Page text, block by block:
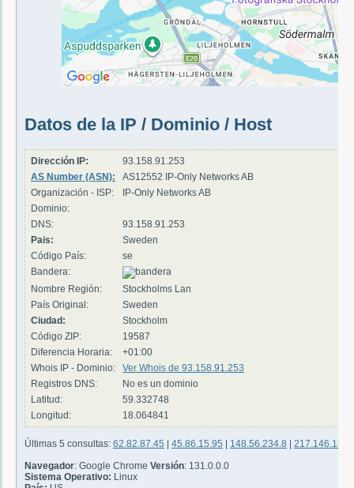
Datos de la IP / Dominio / Host
Dirección IP:
93.158.91.253
AS Number (ASN):
AS12552 IP-Only Networks AB
Organización - ISP:
IP-Only Networks AB
Dominio:
DNS:
93.158.91.253
Pais:
Sweden
Código País:
se
Bandera:
Nombre Región:
Stockholms Lan
País Original:
Sweden
Ciudad:
Stockholm
Código ZIP:
19587
Diferencia Horaria:
+01:00
Whois IP - Dominio:
Ver Whois de 93.158.91.253
Registros DNS:
No es un dominio
Latitud:
59.332748
Longitud:
18.064841
Últimas 5 consultas: 62.82.87.45 | 45.86.15.95 | 148.56.234.8 |
Navegador: Google Chrome Versión: 131.0.0.0
Sistema Operativo: Linux